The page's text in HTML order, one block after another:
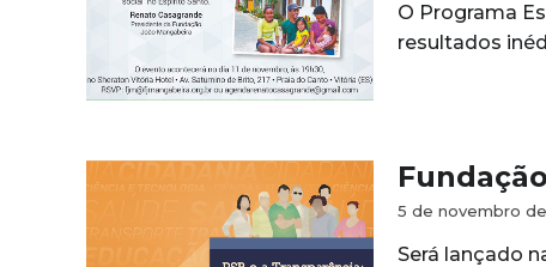
O Programa
resultados
5 de novembro de
Será lançado